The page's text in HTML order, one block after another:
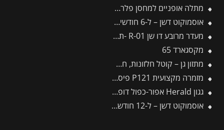
מתלה אופניים למחסן פלרם – Canopia
אוסמוקוט דשן – ל-6 חודשים – 3 ק"ג
מעדר מרובע דו שן R-01 -תבור
מקסגארד 65
מתזון גן – קוטל חלזונות, חשופיות
מזמרה מקצועית P121 פיסקארס
גגון Herald אפור-כפול דופן 1.4X4.5 מבית פלרם – Canopia
אוסמוקוט דשן – ל-12 חודשים – 1 ק"ג